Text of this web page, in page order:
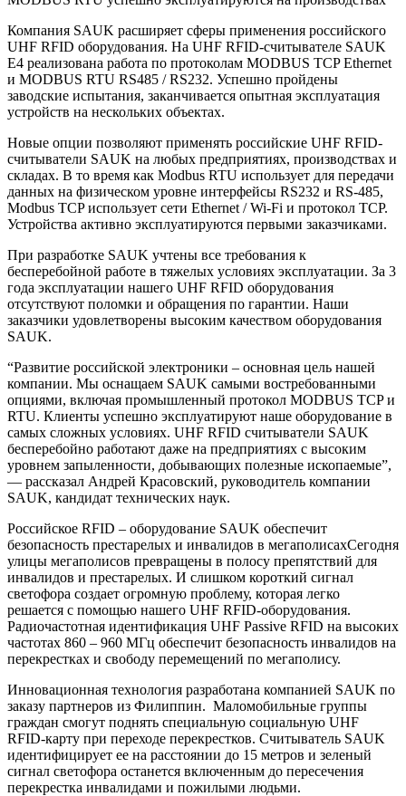
Компания SAUK расширяет сферы применения российского
UHF RFID оборудования. На UHF RFID-считывателе SAUK
E4 реализована работа по протоколам MODBUS TCP Ethernet
и MODBUS RTU RS485 / RS232. Успешно пройдены
заводские испытания, заканчивается опытная эксплуатация
устройств на нескольких объектах.
Новые опции позволяют применять российские UHF RFID-
считыватели SAUK на любых предприятиях, производствах и
складах. В то время как Modbus RTU использует для передачи
данных на физическом уровне интерфейсы RS232 и RS-485,
Modbus TCP использует сети Ethernet / Wi-Fi и протокол TCP.
Устройства активно эксплуатируются первыми заказчиками.
При разработке SAUK учтены все требования к
бесперебойной работе в тяжелых условиях эксплуатации. За 3
года эксплуатации нашего UHF RFID оборудования
отсутствуют поломки и обращения по гарантии. Наши
заказчики удовлетворены высоким качеством оборудования
SAUK.
“Развитие российской электроники – основная цель нашей
компании. Мы оснащаем SAUK самыми востребованными
опциями, включая промышленный протокол MODBUS TCP и
RTU. Клиенты успешно эксплуатируют наше оборудование в
самых сложных условиях. UHF RFID считыватели SAUK
бесперебойно работают даже на предприятиях с высоким
уровнем запыленности, добывающих полезные ископаемые”,
— рассказал Андрей Красовский, руководитель компании
SAUK, кандидат технических наук.
Российское RFID – оборудование SAUK обеспечит
безопасность престарелых и инвалидов в мегаполисахСегодня
улицы мегаполисов превращены в полосу препятствий для
инвалидов и престарелых. И слишком короткий сигнал
светофора создает огромную проблему, которая легко
решается с помощью нашего UHF RFID-оборудования.
Радиочастотная идентификация UHF Passive RFID на высоких
частотах 860 – 960 МГц обеспечит безопасность инвалидов на
перекрестках и свободу перемещений по мегаполису.
Инновационная технология разработана компанией SAUK по
заказу партнеров из Филиппин. Маломобильные группы
граждан смогут поднять специальную социальную UHF
RFID-карту при переходе перекрестков. Считыватель SAUK
идентифицирует ее на расстоянии до 15 метров и зеленый
сигнал светофора останется включенным до пересечения
перекрестка инвалидами и пожилыми людьми.